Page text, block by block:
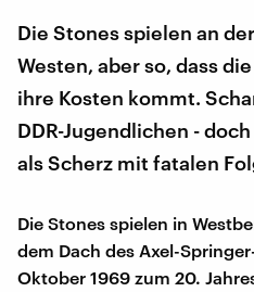
Die Stones spielen an
Westen, aber so, dass
ihre Kosten kommt.
DDR-Jugendlichen -
als Scherz mit fatalen
Die Stones spielen in
dem Dach des Axel-
Oktober 1969 zum 20.